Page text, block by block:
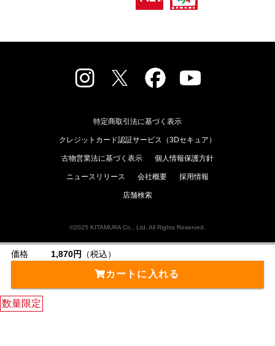
価格 1,870円 （税込）
カートに入れる
数量限定
特定商取引法に基づく表示
クレジットカード認証サービス（3Dセキュア）
古物営業法に基づく表示 個人情報保護方針
ニュースリリース 会社概要 採用情報
店舗検索
©2025 KITAMURA Co., Ltd. All Rights Reserved.